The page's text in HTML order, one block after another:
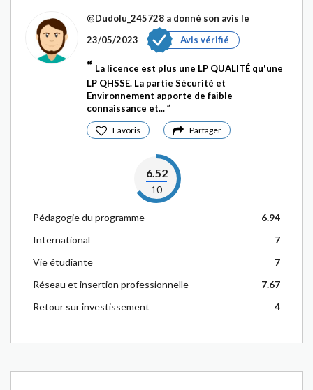
@Dudolu_245728 a donné son avis le
23/05/2023
Avis vérifié
La licence est plus une LP QUALITÉ qu'une
LP QHSSE. La partie Sécurité et
Environnement apporte de faible
connaissance et...
Favoris Partager
6.52
10
Pédagogie du programme
6.94
International
7
Vie étudiante
7
Réseau et insertion professionnelle
7.67
Retour sur investissement
4